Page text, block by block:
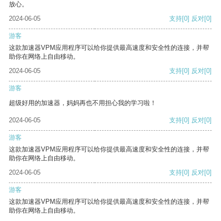
放心。
2024-06-05
支持[0] 反对[0]
游客
这款加速器VPM应用程序可以给你提供最高速度和安全性的连接，并帮
助你在网络上自由移动。
2024-06-05
支持[0] 反对[0]
游客
超级好用的加速器，妈妈再也不用担心我的学习啦！
2024-06-05 支持[0] 反对[0]
游客
这款加速器VPM应用程序可以给你提供最高速度和安全性的连接，并帮
助你在网络上自由移动。
2024-06-05
支持[0] 反对[0]
游客
这款加速器VPM应用程序可以给你提供最高速度和安全性的连接，并帮
助你在网络上自由移动。